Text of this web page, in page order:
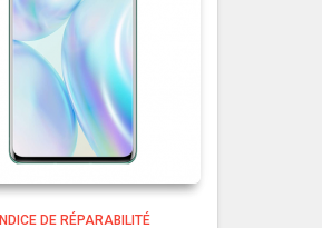
INDICE DE RÉPARABILITÉ